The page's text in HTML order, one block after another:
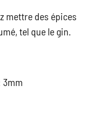
mettre des épices
tel que le gin.
3mm